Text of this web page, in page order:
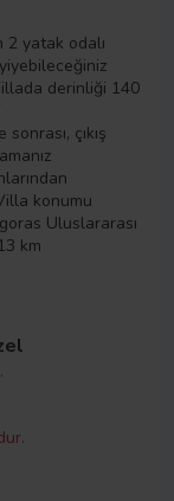
2 yatak odalı
derinliği 140
çıkış
konumu
Uluslararası
km